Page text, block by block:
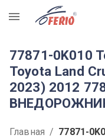
R
77871-0K010
Toyota Land
2023) 2012
ВНЕДОРОЖНИК
Главная / 77871-